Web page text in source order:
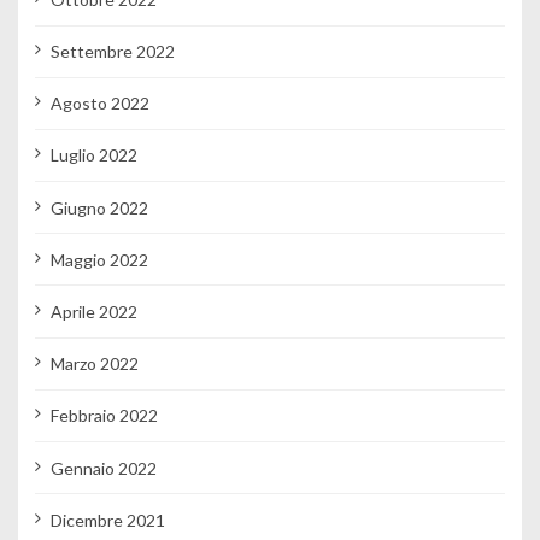
Settembre 2022
Agosto 2022
Luglio 2022
Giugno 2022
Maggio 2022
Aprile 2022
Marzo 2022
Febbraio 2022
Gennaio 2022
Dicembre 2021